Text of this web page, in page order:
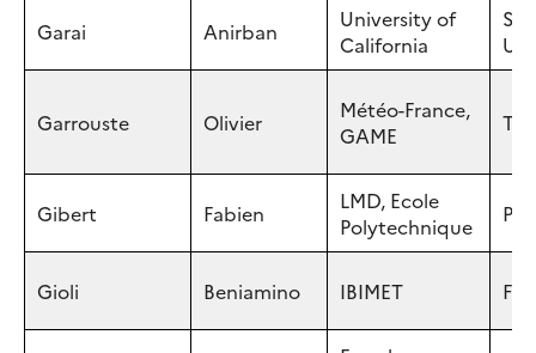
Garai Anirban
University of
California
Garrouste Olivier
Météo-France,
GAME
Gibert Fabien
LMD, Ecole
Polytechnique
Gioli Beniamino IBIMET